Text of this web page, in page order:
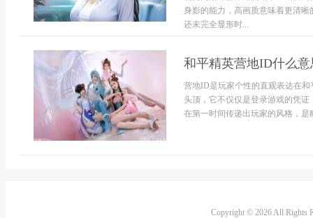
身影的能力，高画质意味着更清
还未完全显形时...
和平精英营地ID什么
营地ID是玩家个性的直观表达在
头顶，它不仅仅是登录游戏的凭
在第一时间传递出玩家的风格，
Copyright © 2026 All Rights